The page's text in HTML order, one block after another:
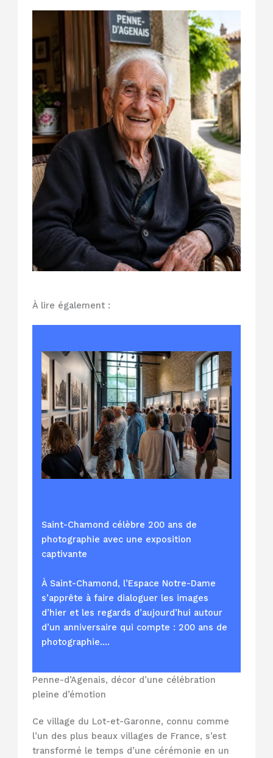
À lire également :
Saint-Chamond célèbre 200 ans de
photographie avec une exposition
captivante
À Saint-Chamond, l’Espace Notre-Dame
s’apprête à faire dialoguer les images
d’hier et les regards d’aujourd’hui autour
d’un anniversaire qui compte : 200 ans de
photographie.…
Penne-d’Agenais, décor d’une célébration
pleine d’émotion
Ce village du Lot-et-Garonne, connu comme
l’un des plus beaux villages de France, s’est
transformé le temps d’une cérémonie en un